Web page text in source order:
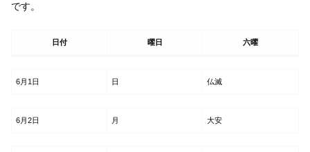
です。
日付 曜日 六曜
6月1日 日 仏滅
6月2日 月 大安